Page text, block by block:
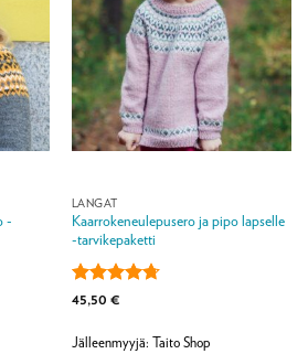
-
LANGAT
Kaarrokeneulepusero ja pipo lapselle
-tarvikepaketti
Arvostelu
4.71
45,50 €
Jälleenmyyjä: Taito Shop